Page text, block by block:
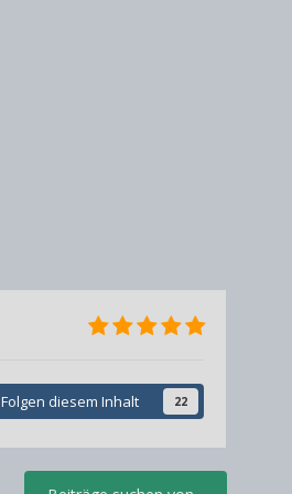
Folgen diesem Inhalt 22